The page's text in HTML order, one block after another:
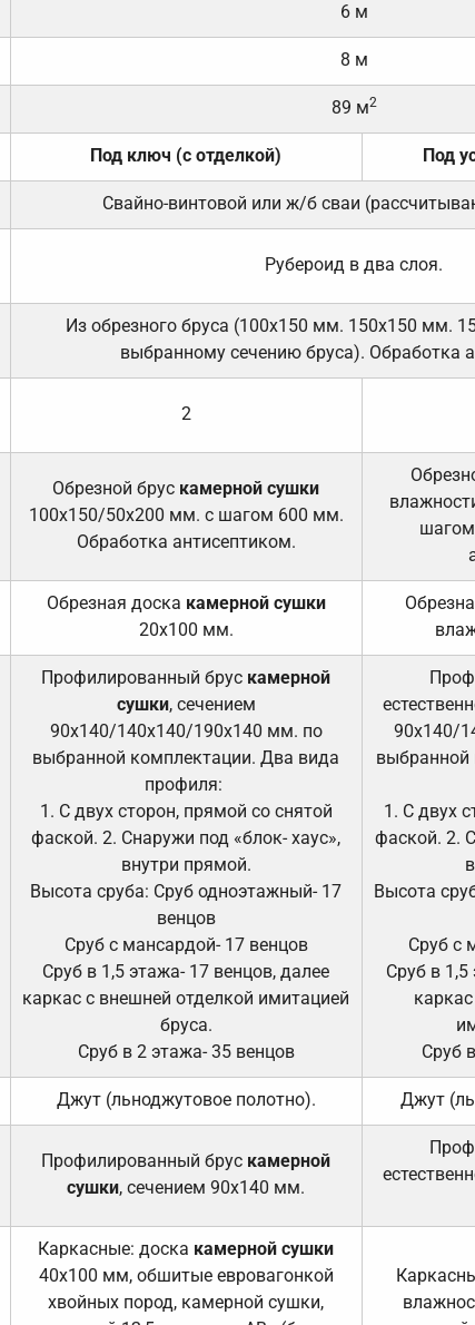
6 м
8 м
89 м2
Под ключ (с отделкой) Под
Свайно-винтовой или ж/б сваи
Рубероид в два слоя.
Из обрезного бруса (100х150 мм. 150х150 мм.
выбранному сечению бруса). Обработка
2
Обрезной брус камерной сушки
100х150/50х200 мм. с шагом 600 мм.
Обработка антисептиком.
Обрезная доска камерной сушки
20х100 мм.
Профилированный брус камерной
сушки, сечением
90х140/140х140/190х140 мм. по
выбранной комплектации. Два вида
профиля:
1. С двух сторон, прямой со снятой
фаской. 2. Снаружи под «блок- хаус»,
внутри прямой.
Высота сруба: Сруб одноэтажный- 17
венцов
Сруб с мансардой- 17 венцов
Сруб в 1,5 этажа- 17 венцов, далее
каркас с внешней отделкой имитацией
бруса.
Сруб в 2 этажа- 35 венцов
90х140/
выбранной
1. С двух
фаской. 2.
Высота
Сруб с
Сруб в 1,5
Сруб
Джут (льноджутовое полотно). Джут
Профилированный брус камерной
сушки, сечением 90х140 мм.
Каркасные: доска камерной сушки
40х100 мм, обшитые евровагонкой
хвойных пород, камерной сушки,